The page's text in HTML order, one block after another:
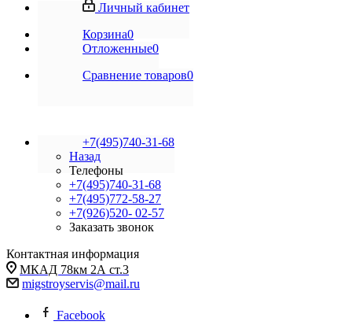
Личный кабинет
Корзина0
Отложенные0
Сравнение товаров0
+7(495)740-31-68
Назад
Телефоны
+7(495)740-31-68
+7(495)772-58-27
+7(926)520- 02-57
Заказать звонок
Контактная информация
МКАД 78км 2А ст.3
migstroyservis@mail.ru
Facebook